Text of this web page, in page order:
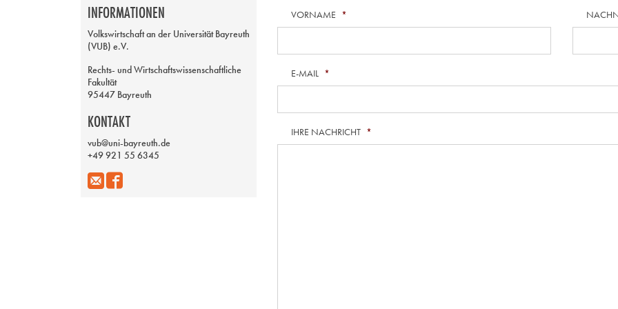
INFORMATIONEN
Volkswirtschaft an der Universität Bayreuth
(VUB) e.V.
Rechts- und Wirtschaftswissenschaftliche
Fakultät
95447 Bayreuth
KONTAKT
vub@uni-bayreuth.de
+49 921 55 6345
VORNAME *
E-MAIL *
IHRE NACHRICHT *